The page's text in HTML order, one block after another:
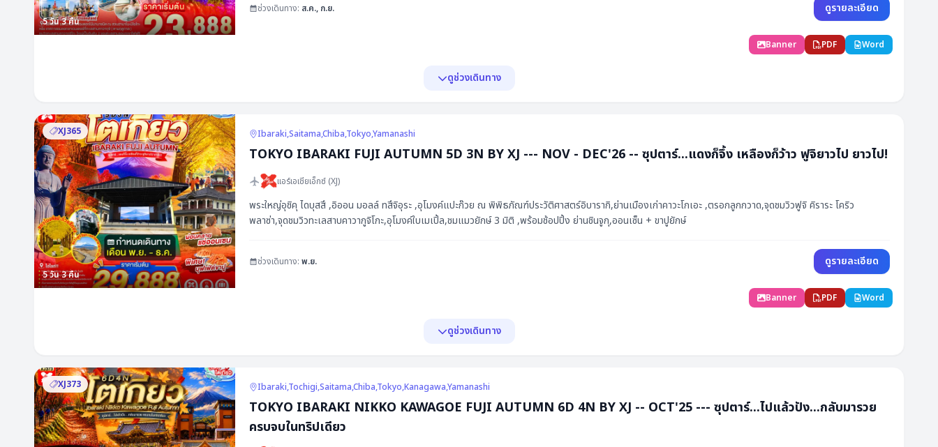
5วัน3คืน
ช่วงเดินทาง: ส.ค., ก.ย. ดูรายละเอียด
Banner PDF Word
วันเดินทาง
13 - 17 สิงหาคม 2569 23,888 เต็ม
20 - 24 สิงหาคม 2569
27 - 31 สิงหาคม 2569 23,888
03 - 07 กันยายน 2569
04 - 08 กันยายน 2569
30ที่ว่าง
17 - 21 กันยายน 2569
18 - 22 กันยายน 2569 23,888 32ที่ว่าง
24 - 28 กันยายน 2569
ดูช่วงเดินทาง
XJ365
5วัน3คืน
Ibaraki,Saitama,Chiba,Tokyo,Yamanashi
TOKYO IBARAKI FUJI AUTUMN 5D 3N BY XJ --- NOV - DEC'26 -- ซุปตาร์...แดงก็จึ้ง เหลืองก็ว้าว ฟูจิยาวไป ยาวไป!
แอร์เอเชียเอ็กซ์ (XJ)
พระใหญ่อุชิคุ ไดบุสสึ ,อิออน มอลล์ ทสึจิอุระ ,อุโมงค์แปะก๊วย ณ พิพิธภัณฑ์ประวัติศาสตร์อิบารากิ,ย่านเมืองเก่าคาวะโกเอะ ,ตรอกลูกกวาด,จุดชมวิวฟูจิ คิราระ โคริว
พลาซ่า,จุดชมวิวทะเลสาบคาวากูจิโกะ,อุโมงค์ใบเมเปิ้ล,ชมแมวยักษ์ 3 มิติ ,พร้อมช้อปปิ้ง ย่านชินจูกุ,ออนเซ็น + ขาปูยักษ์
ช่วงเดินทาง: พ.ย. ดูรายละเอียด
Banner PDF Word
วันเดินทาง
03 - 07 พฤศจิกายน 2569 33,888 34ที่ว่าง
07 - 11 พฤศจิกายน 2569
ดูช่วงเดินทาง
XJ373 Ibaraki,Tochigi,Saitama,Chiba,Tokyo,Kanagawa,Yamanashi
TOKYO IBARAKI NIKKO KAWAGOE FUJI AUTUMN 6D 4N BY XJ -- OCT'25 --- ซุปตาร์...ไปแล้วปัง...กลับมารวย
ครบจบในทริปเดียว